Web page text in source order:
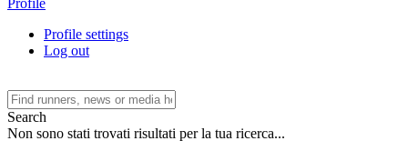
Profile
Profile settings
Log out
Search
Non sono stati trovati risultati per la tua ricerca...